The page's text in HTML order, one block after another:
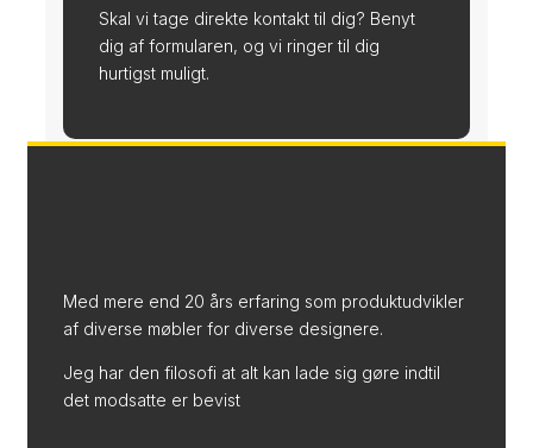
Skal vi tage direkte kontakt til dig? Benyt
dig af formularen, og vi ringer til dig
hurtigst muligt.
Med mere end 20 års erfaring som produktudvikler
af diverse møbler for diverse designere.
Jeg har den filosofi at alt kan lade sig gøre indtil
det modsatte er bevist